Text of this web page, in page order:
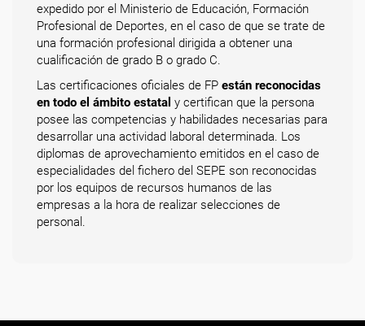
expedido por el Ministerio de Educación, Formación
Profesional de Deportes, en el caso de que se trate de
una formación profesional dirigida a obtener una
cualificación de grado B o grado C.
Las certificaciones oficiales de FP están reconocidas
en todo el ámbito estatal y certifican que la persona
posee las competencias y habilidades necesarias para
desarrollar una actividad laboral determinada. Los
diplomas de aprovechamiento emitidos en el caso de
especialidades del fichero del SEPE son reconocidas
por los equipos de recursos humanos de las
empresas a la hora de realizar selecciones de
personal.